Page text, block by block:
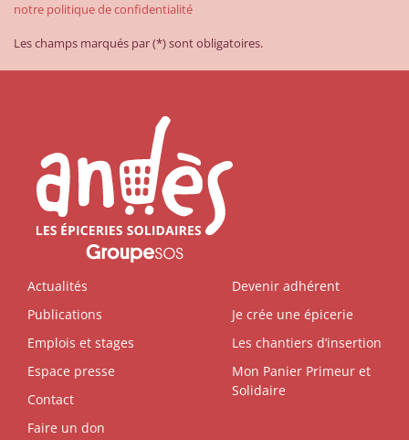
notre politique de confidentialité
Les champs marqués par (*) sont obligatoires.
Actualités
Publications
Emplois et stages
Espace presse
Contact
Devenir adhérent
Je crée une épicerie
Les chantiers d’insertion
Mon Panier Primeur et
Solidaire
Faire un don